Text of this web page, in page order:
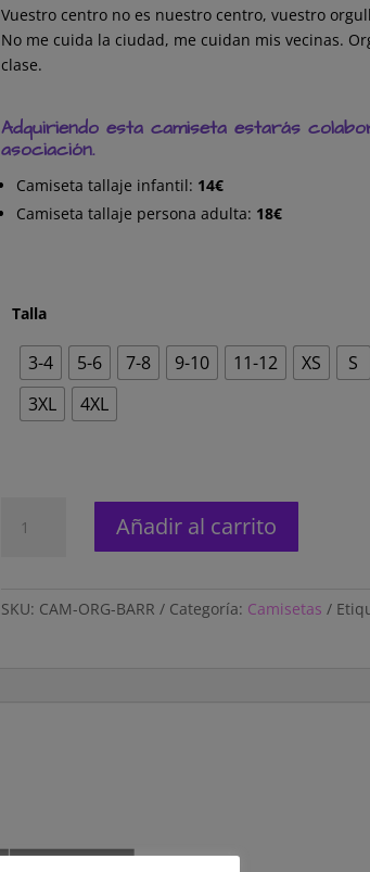
desde
14,00€
Vuestro centro no es nuestro centro, vuestro
No me cuida la ciudad, me cuidan mis vecinas.
clase.
Adquiriendo esta camiseta estarás
asociación.
Camiseta tallaje infantil: 14€
Camiseta tallaje persona adulta: 18€
Talla
3-4 5-6 7-8 9-10 11-12 XS S
3XL
4XL
"ORGULLO
cantidad
Añadir al carrito
SKU: CAM-ORG-BARR Categoría: Camisetas